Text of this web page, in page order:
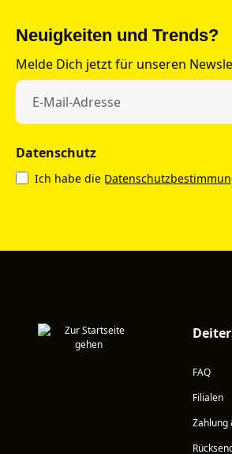
Neuigkeiten und Trends?
Melde Dich jetzt für unseren
Datenschutz
Ich habe die
FAQ
Filialen
Zahlung